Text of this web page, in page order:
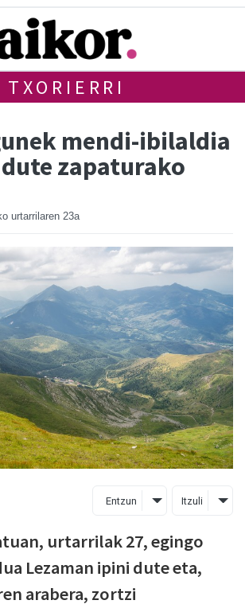
TXORIERRI
mendi-ibilaldia
zapaturako
urtarrilaren 23a
Entzun Itzuli
urtarrilak 27, egingo
Lezaman ipini dute eta,
arabera, zortzi